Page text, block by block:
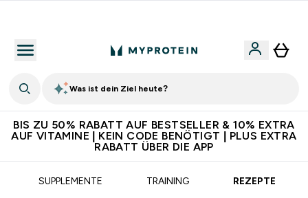
Was ist dein Ziel heute?
BIS ZU 50% RABATT AUF BESTSELLER & 10% EXTRA
AUF VITAMINE | KEIN CODE BENÖTIGT | PLUS EXTRA
RABATT ÜBER DIE APP
SUPPLEMENTE TRAINING REZEPTE